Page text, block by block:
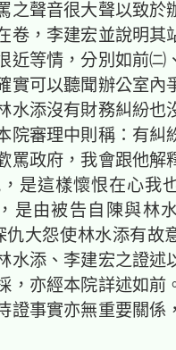
之聲音很大聲以致於
卷，李建宏並說明其
近等情，分別如前㈡
實可以聽聞辦公室內
水添沒有財務糾紛也
院審理中則稱：有糾
罵政府，我會跟他解
是這樣懷恨在心我
是由被告自陳與林
仇大怨使林水添有故
水添、李建宏之證述
，亦經本院詳述如前
證事實亦無重要關係